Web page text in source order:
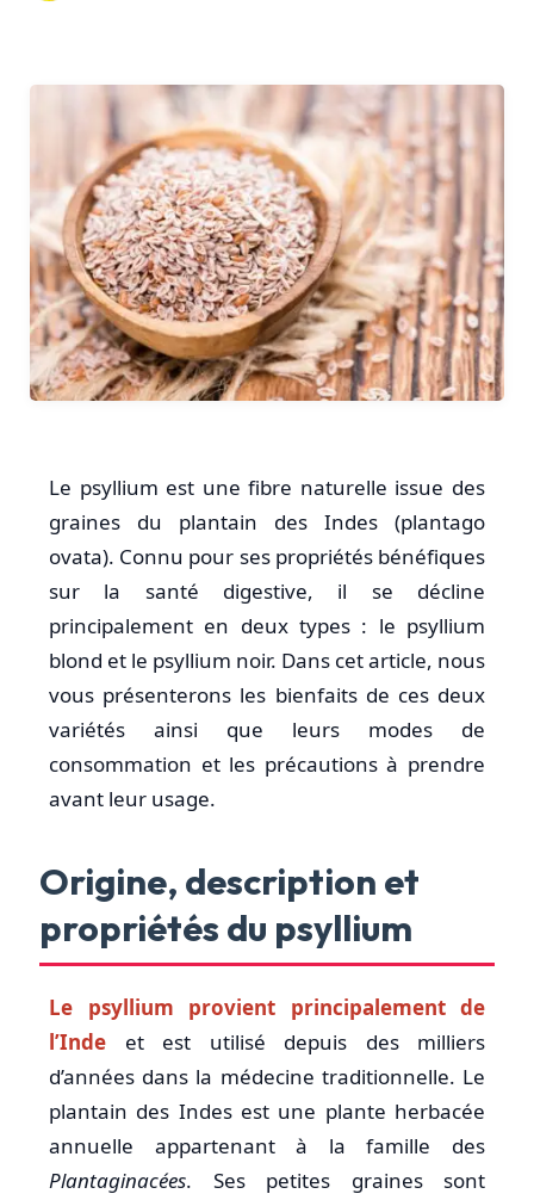
Le psyllium est une fibre naturelle issue des
graines du plantain des Indes (plantago
ovata). Connu pour ses propriétés bénéfiques
sur la santé digestive, il se décline
principalement en deux types : le psyllium
blond et le psyllium noir. Dans cet article, nous
vous présenterons les bienfaits de ces deux
variétés ainsi que leurs modes de
consommation et les précautions à prendre
avant leur usage.
Origine, description et
propriétés du psyllium
Le psyllium provient principalement de
l’Inde et est utilisé depuis des milliers
d’années dans la médecine traditionnelle. Le
plantain des Indes est une plante herbacée
annuelle appartenant à la famille des
Plantaginacées. Ses petites graines sont